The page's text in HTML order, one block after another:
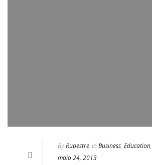
ByRupestre In Business, Education,
maio 24, 2013